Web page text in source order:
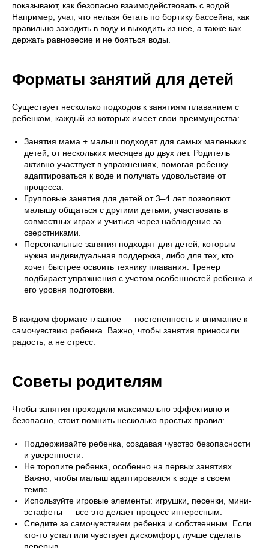
показывают, как безопасно взаимодействовать с водой.
Например, учат, что нельзя бегать по бортику бассейна, как
правильно заходить в воду и выходить из нее, а также как
держать равновесие и не бояться воды.
Форматы занятий для детей
Существует несколько подходов к занятиям плаванием с
ребенком, каждый из которых имеет свои преимущества:
Занятия мама + малыш подходят для самых маленьких
детей, от нескольких месяцев до двух лет. Родитель
активно участвует в упражнениях, помогая ребенку
адаптироваться к воде и получать удовольствие от
процесса.
Групповые занятия для детей от 3–4 лет позволяют
малышу общаться с другими детьми, участвовать в
совместных играх и учиться через наблюдение за
сверстниками.
Персональные занятия подходят для детей, которым
нужна индивидуальная поддержка, либо для тех, кто
хочет быстрее освоить технику плавания. Тренер
подбирает упражнения с учетом особенностей ребенка и
его уровня подготовки.
В каждом формате главное — постепенность и внимание к
самочувствию ребенка. Важно, чтобы занятия приносили
радость, а не стресс.
Советы родителям
Чтобы занятия проходили максимально эффективно и
безопасно, стоит помнить несколько простых правил:
Поддерживайте ребенка, создавая чувство безопасности
и уверенности.
Не торопите ребенка, особенно на первых занятиях.
Важно, чтобы малыш адаптировался к воде в своем
темпе.
Используйте игровые элементы: игрушки, песенки, мини-
эстафеты — все это делает процесс интересным.
Следите за самочувствием ребенка и собственным. Если
кто-то устал или чувствует дискомфорт, лучше сделать